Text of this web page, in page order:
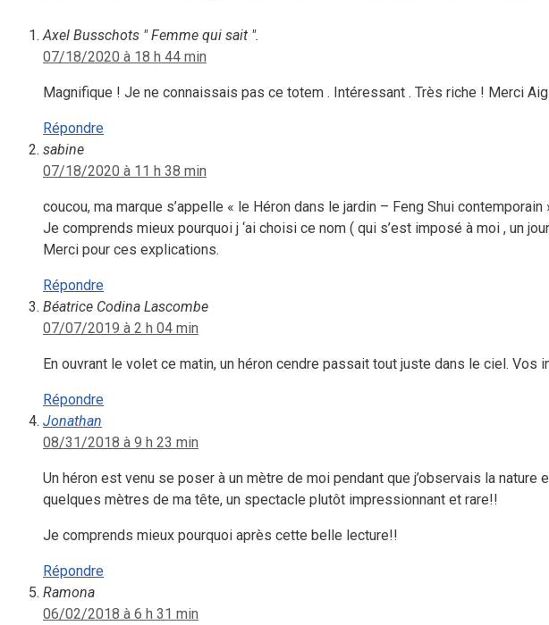
Axel Busschots " Femme qui sait ".
07/18/2020 à 18 h 44 min
Magnifique ! Je ne connaissais pas ce totem . Intéressant . Très riche ! Merci
Répondre
sabine
07/18/2020 à 11 h 38 min
coucou, ma marque s’appelle « le Héron dans le jardin – Feng Shui contemporain
Je comprends mieux pourquoi j ‘ai choisi ce nom ( qui s’est imposé à moi , un
Merci pour ces explications.
Répondre
Béatrice Codina Lascombe
07/07/2019 à 2 h 04 min
En ouvrant le volet ce matin, un héron cendre passait tout juste dans le ciel.
Répondre
Jonathan
08/31/2018 à 9 h 23 min
Un héron est venu se poser à un mètre de moi pendant que j’observais la
quelques mètres de ma tête, un spectacle plutôt impressionnant et rare!!
Je comprends mieux pourquoi après cette belle lecture!!
Répondre
Ramona
06/02/2018 à 6 h 31 min